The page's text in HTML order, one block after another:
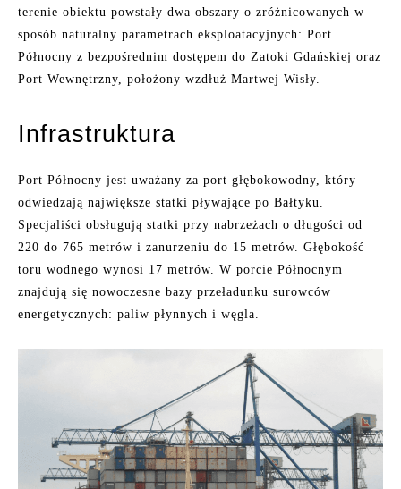
terenie obiektu powstały dwa obszary o zróżnicowanych w
sposób naturalny parametrach eksploatacyjnych: Port
Północny z bezpośrednim dostępem do Zatoki Gdańskiej oraz
Port Wewnętrzny, położony wzdłuż Martwej Wisły.
Infrastruktura
Port Północny jest uważany za port głębokowodny, który
odwiedzają największe statki pływające po Bałtyku.
Specjaliści obsługują statki przy nabrzeżach o długości od
220 do 765 metrów i zanurzeniu do 15 metrów. Głębokość
toru wodnego wynosi 17 metrów. W porcie Północnym
znajdują się nowoczesne bazy przeładunku surowców
energetycznych: paliw płynnych i węgla.